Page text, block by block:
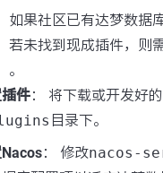
如果社区已有达梦数据
若未找到现成插件，则
。
件： 将下载或开发好
目录下。
： 修改nacos-